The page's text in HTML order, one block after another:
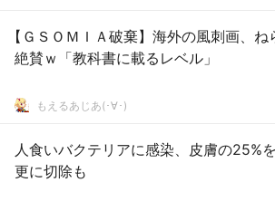
【ＧＳＯＭＩＡ破棄】海外の風刺画、ね
絶賛ｗ「教科書に載るレベル」
もえるあじあ(･∀･)
人食いバクテリアに感染、皮膚の25%
更に切除も